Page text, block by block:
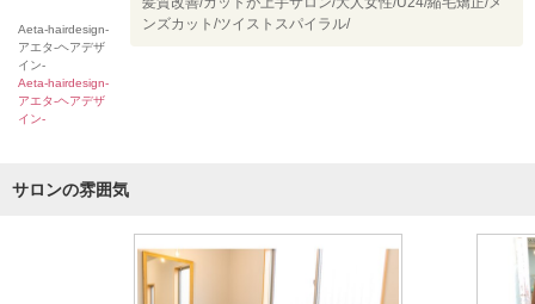
Aeta-hairdesign-
アエタ-ヘアデザ
イン-
Aeta-hairdesign-
アエタ-ヘアデザ
イン-
ンズカット/ツイストスパイラル/
サロンの雰囲気